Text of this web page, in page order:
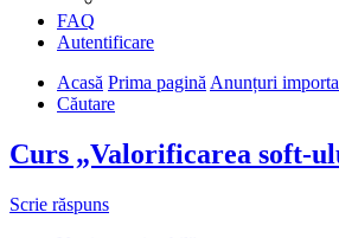
FAQ
Autentificare
Acasă Prima paginăAnunțuri
Căutare
Curs „Valorificarea soft-
Scrie răspuns